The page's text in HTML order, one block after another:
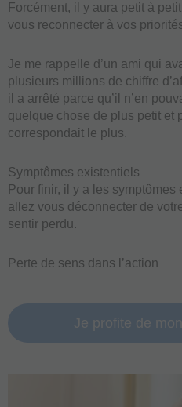
Forcément, il y aura petit à
vous reconnecter à vos
Je me rappelle d’un ami qui
plusieurs millions de chiffre
il a arrêté parce qu’il n’en
quelque chose de plus petit et
correspondait le plus.
Symptômes existentiels
Pour finir, il y a les
allez vous déconnecter de
sentir perdu.
Perte de sens dans l’action
Je profite de